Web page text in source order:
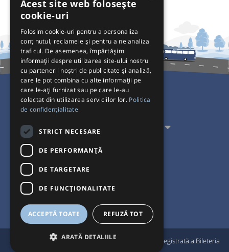
Pentru Călători
Pentru Transportatori
Interacționăm
Acceptăm plăți cu
© Bileteria 2004-2026 | Autogari.RO®
este marcă înregistrată a Bileteria
Acest site web folosește
cookie-uri
Folosim cookie-uri pentru a personaliza
conținutul, reclamele și pentru a ne analiza
traficul. De asemenea, împărtășim
informații despre utilizarea site-ului nostru
cu partenerii noștri de publicitate și analiză,
care le pot combina cu alte informații pe
care le-ați furnizat sau pe care le-au
colectat din utilizarea serviciilor lor. Politica
de confidențialitate
STRICT NECESARE
DE PERFORMANȚĂ
DE TARGETARE
DE FUNCŢIONALITATE
ACCEPTĂ TOATE REFUZĂ TOT
ARATĂ DETALIILE